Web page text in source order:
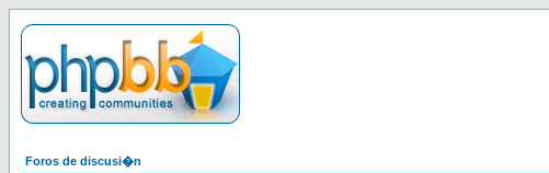
Foros de discusi�n